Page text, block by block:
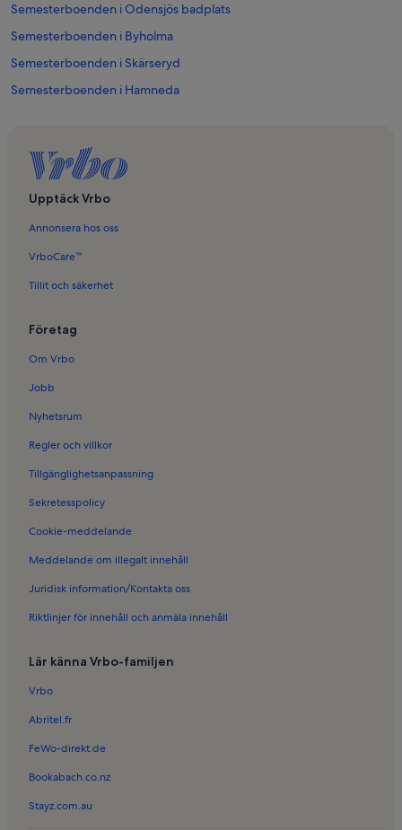
Semesterboenden i Odensjös badplats
Semesterboenden i Byholma
Semesterboenden i Skärseryd
Semesterboenden i Hamneda
Semesterboenden i Ljungby kommun
Semesterboenden i Hinnerydssjöarna
Semesterboenden i Språxhult
Semesterboenden i Mäseboda
Semesterboenden i Mjälen
Semesterboenden i Neglinge
Semesterboenden i Bolmsö
Semesterboenden i Odensjö
Semesterboenden i Torarp
Semesterboenden i Norra Rataryd
Semesterboenden i Bolmen
Semesterboenden i Ljunghult
Semesterboenden i Stensberg-Kungshög
Semesterboenden i Ljungby
Upptäck Vrbo
Annonsera hos oss
VrboCare™
Tillit och säkerhet
Företag
Om Vrbo
Jobb
Nyhetsrum
Regler och villkor
Tillgänglighetsanpassning
Sekretesspolicy
Cookie-meddelande
Meddelande om illegalt innehåll
Juridisk information/Kontakta oss
Riktlinjer för innehåll och anmäla innehåll
Lär känna Vrbo-familjen
Vrbo
Abritel.fr
FeWo-direkt.de
Bookabach.co.nz
Stayz.com.au